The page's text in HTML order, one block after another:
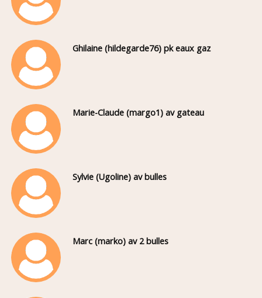
Ghilaine (hildegarde76) pk eaux gaz
Marie-Claude (margo1) av gateau
Sylvie (Ugoline) av bulles
Marc (marko) av 2 bulles